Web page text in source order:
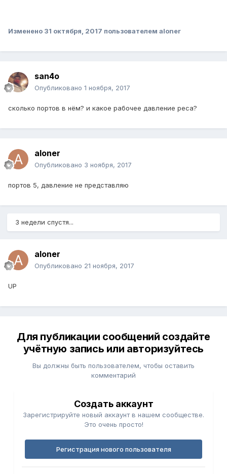
Изменено 31 октября, 2017 пользователем aloner
san4o
Опубликовано 1 ноября, 2017
сколько портов в нём? и какое рабочее давление реса?
aloner
Опубликовано 3 ноября, 2017
портов 5, давление не представляю
3 недели спустя...
aloner
Опубликовано 21 ноября, 2017
UP
Для публикации сообщений создайте
учётную запись или авторизуйтесь
Вы должны быть пользователем, чтобы оставить
комментарий
Создать аккаунт
Зарегистрируйте новый аккаунт в нашем сообществе.
Это очень просто!
Регистрация нового пользователя